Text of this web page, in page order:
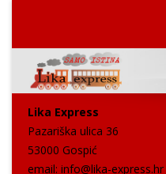
Lika Express
Pazariška ulica 36
53000 Gospić
email: info@lika-express.hr